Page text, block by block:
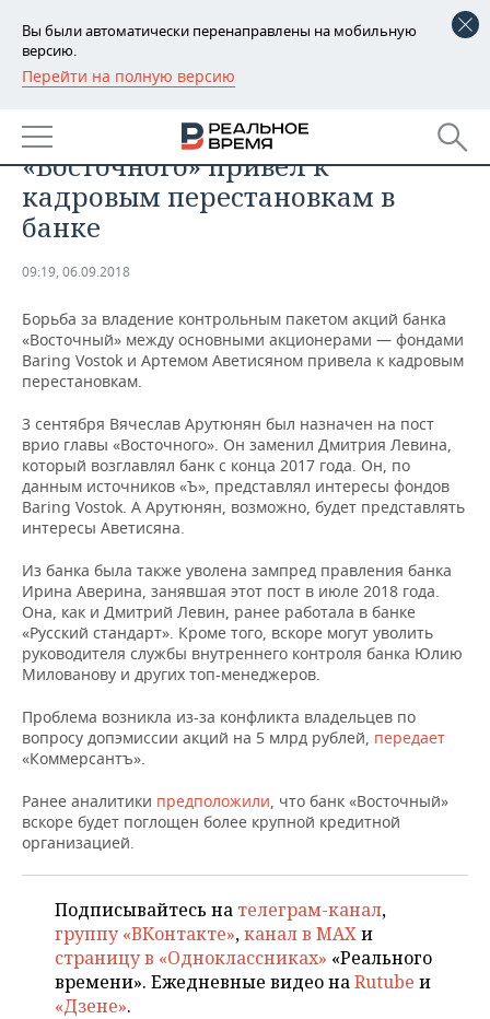
Вы были автоматически перенаправлены на мобильную
версию.
Перейти на полную версию
РЕГИОНЫ
БАШКОРТОСТАН
ТАТАРСТАН
УДМУРТИЯ
НОВОСТИ
АНАЛИТИКА
НОВОСТИ АНАЛИТИКИ
ДЕКЛАРАЦИИ О ДОХОДАХ
КОРОЛИ ГОСЗАКАЗА ПФО
ВУЗЫ ТАТАРСТАНА
КОМУ ПРИНАДЛЕЖАТ
ТОРГОВЫЕ ЦЕНТРЫ
ТАТАРСТАНА
ЭКОНОМИКА
НОВОСТИ ЭКОНОМИКИ
ФИНАНСЫ
БАНКИ
БЮДЖЕТ
ИНВЕСТИЦИИ
ПРОМЫШЛЕННОСТЬ
НОВОСТИ
ПРОМЫШЛЕННОСТИ
АГРОПРОМ
МАШИНОСТРОЕНИЕ
НЕФТЕХИМИЯ
ОПК
ЭНЕРГЕТИКА
НЕДВИЖИМОСТЬ
НОВОСТИ НЕДВИЖИМОСТИ
АВТО
НОВОСТИ АВТО
БИЗНЕС
НОВОСТИ БИЗНЕСА
РОЗНИЧНАЯ ТОРГОВЛЯ
ТРАНСПОРТ
УСЛУГИ
ТЕХНОЛОГИИ
НОВОСТИ ТЕХНОЛОГИЙ
IT
МЕДИА
ТЕЛЕКОММУНИКАЦИИ
МЕРОПРИЯТИЯ
НОВОСТИ МЕРОПРИЯТИЙ
ВЫЕЗДНАЯ РЕДАКЦИЯ
БИЗНЕС-БРАНЧИ
ONLINE-КОНФЕРЕНЦИИ
СПОРТ
НОВОСТИ СПОРТА
ФУТБОЛ
ХОККЕЙ
ВОЛЕЙБОЛ
КИБЕРСПОРТ
ФИГУРНОЕ КАТАНИЕ
ВОДНЫЕ ВИДЫ СПОРТА
ОБЩЕСТВО
НОВОСТИ ОБЩЕСТВА
ВЛАСТЬ
ИСТОРИЯ
КУЛЬТУРА
МЕДИЦИНА
ОБРАЗОВАНИЕ
ФОТОГАЛЕРЕЯ
СЮЖЕТЫ
СПИСОК ПЕРСОН
СПИСОК КОМПАНИЙ
ПОЛНАЯ ВЕРСИЯ
Конфликт акционеров
«Восточного» привел к
кадровым перестановкам в
банке
09:19, 06.09.2018
Борьба за владение контрольным пакетом акций банка
«Восточный» между основными акционерами — фондами
Baring Vostok и Артемом Аветисяном привела к кадровым
перестановкам.
3 сентября Вячеслав Арутюнян был назначен на пост
врио главы «Восточного». Он заменил Дмитрия Левина,
который возглавлял банк с конца 2017 года. Он, по
данным источников «Ъ», представлял интересы фондов
Baring Vostok. А Арутюнян, возможно, будет представлять
интересы Аветисяна.
Из банка была также уволена зампред правления банка
Ирина Аверина, занявшая этот пост в июле 2018 года.
Она, как и Дмитрий Левин, ранее работала в банке
«Русский стандарт». Кроме того, вскоре могут уволить
руководителя службы внутреннего контроля банка Юлию
Милованову и других топ-менеджеров.
Проблема возникла из-за конфликта владельцев по
вопросу допэмиссии акций на 5 млрд рублей, передает
«Коммерсантъ».
Ранее аналитики предположили, что банк «Восточный»
вскоре будет поглощен более крупной кредитной
организацией.
Подписывайтесь на телеграм-канал,
группу «ВКонтакте»,канал в MAXи
страницу в «Одноклассниках» «Реального
времени». Ежедневные видео наRutube и
«Дзене».